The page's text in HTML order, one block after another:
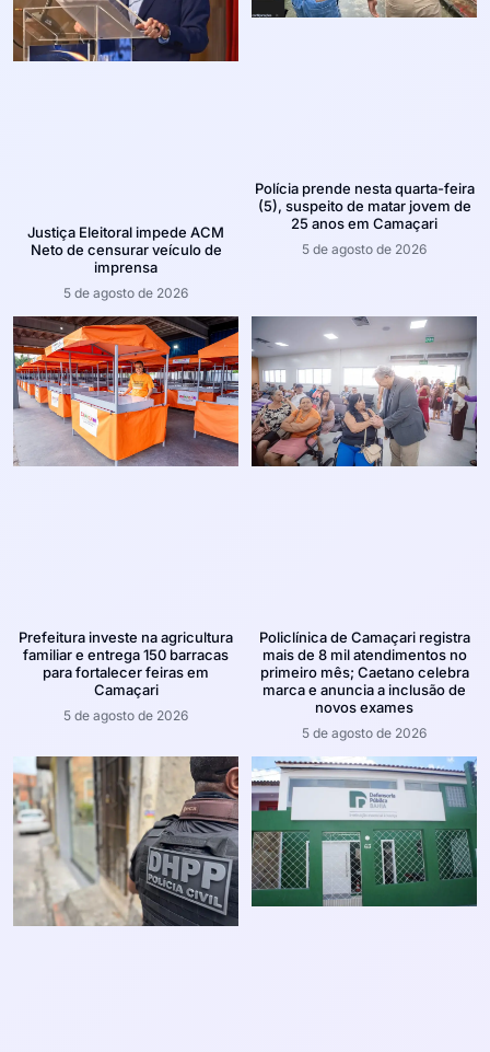
Justiça Eleitoral impede ACM
Neto de censurar veículo de
imprensa
5 de agosto de 2026
Polícia prende nesta quarta-feira
(5), suspeito de matar jovem de
25 anos em Camaçari
5 de agosto de 2026
Prefeitura investe na agricultura
familiar e entrega 150 barracas
para fortalecer feiras em
Camaçari
5 de agosto de 2026
Policlínica de Camaçari registra
mais de 8 mil atendimentos no
primeiro mês; Caetano celebra
marca e anuncia a inclusão de
novos exames
5 de agosto de 2026